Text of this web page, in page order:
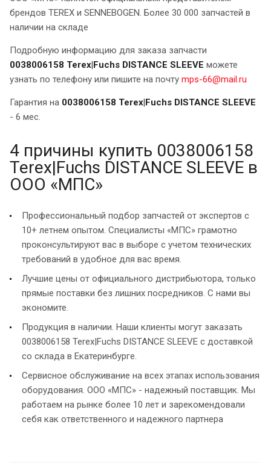
брендов TEREX и SENNEBOGEN. Более 30 000 запчастей в
наличии на складе
Подробную информацию для заказа запчасти
0038006158 Terex|Fuchs DISTANCE SLEEVE можете
узнать по телефону или пишите на почту mps-66@mail.ru
Гарантия на 0038006158 Terex|Fuchs DISTANCE SLEEVE
- 6 мес.
4 причины купить 0038006158
Terex|Fuchs DISTANCE SLEEVE в
ООО «МПС»
Профессиональный подбор запчастей от экспертов с
10+ летнем опытом. Специалисты «МПС» грамотно
проконсультируют вас в выборе с учетом технических
требований в удобное для вас время.
Лучшие цены от официального дистрибьютора, только
прямые поставки без лишних посредников. С нами вы
экономите.
Продукция в наличии. Наши клиенты могут заказать
0038006158 Terex|Fuchs DISTANCE SLEEVE с доставкой
со склада в Екатеринбурге.
Сервисное обслуживание на всех этапах использования
оборудования. ООО «МПС» - надежный поставщик. Мы
работаем на рынке более 10 лет и зарекомендовали
себя как ответственного и надежного партнера